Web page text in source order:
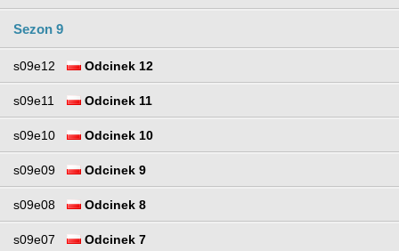
Sezon 9
s09e12 Odcinek 12
s09e11 Odcinek 11
s09e10 Odcinek 10
s09e09 Odcinek 9
s09e08 Odcinek 8
s09e07 Odcinek 7